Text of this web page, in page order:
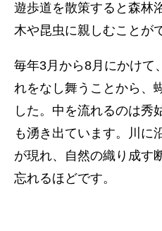
遊歩道を散策すると森林
木や昆虫に親しむことが
毎年3月から8月にかけて
れをなし舞うことから、
した。中を流れるのは秀
も湧き出ています。川に
が現れ、自然の織り成す
忘れるほどです。